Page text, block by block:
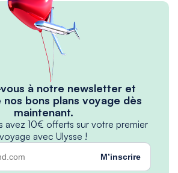
à notre newsletter et
bons plans voyage dès
maintenant.
avez 10€ offerts sur votre premier
voyage avec Ulysse !
M’inscrire